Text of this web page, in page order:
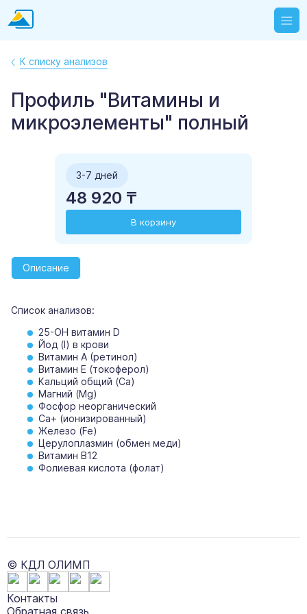
К списку анализов
Профиль "Витамины и
микроэлементы" полный
3-7 дней
48 920 ₸
В корзину
Описание
Список анализов:
25-OH витамин D
Йод (I) в крови
Витамин A (ретинол)
Витамин Е (токоферол)
Кальций общий (Са)
Магний (Мg)
Фосфор неорганический
Са+ (ионизированный)
Железо (Fe)
Церулоплазмин (обмен меди)
Витамин В12
Фолиевая кислота (фолат)
© КДЛ ОЛИМП
Контакты
Обратная связь